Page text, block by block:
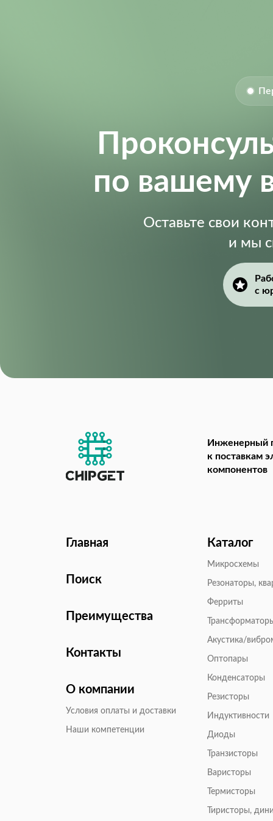
по вашему
Оставьте свои
и мы
с
Инженерный
к поставкам
компонентов
Главная
Поиск
Преимущества
Контакты
О компании
Условия оплаты и доставки
Наши компетенции
Каталог
Микросхемы
Резонаторы,
Ферриты
Акустика/
Оптопары
Конденсаторы
Резисторы
Индуктивности
Диоды
Транзисторы
Варисторы
Термисторы
Тиристоры,